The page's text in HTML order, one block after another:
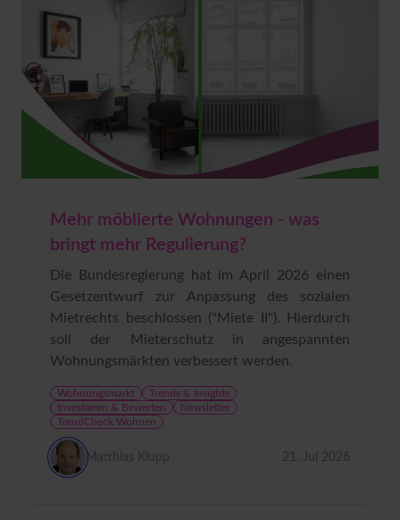
Mehr möblierte Wohnungen - was
bringt mehr Regulierung?
Die Bundesregierung hat im April 2026 einen
Gesetzentwurf zur Anpassung des sozialen
Mietrechts beschlossen ("Miete II"). Hierdurch
soll der Mieterschutz in angespannten
Wohnungsmärkten verbessert werden.
Wohnungsmarkt
Trends & Insights
Investieren & Bewerten
Newsletter
TrendCheck Wohnen
Matthias Klupp 21. Jul 2026